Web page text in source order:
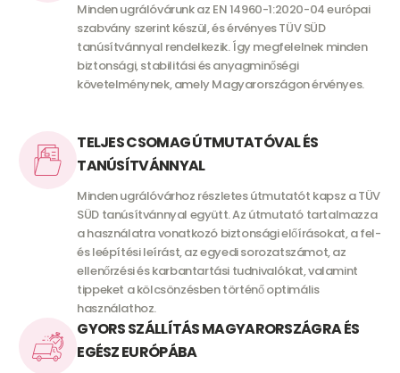
Minden ugrálóvárunk az EN 14960-1:2020-04 európai
szabvány szerint készül, és érvényes TÜV SÜD
tanúsítvánnyal rendelkezik. Így megfelelnek minden
biztonsági, stabilitási és anyagminőségi
követelménynek, amely Magyarországon érvényes.
TELJES CSOMAG ÚTMUTATÓVAL ÉS
TANÚSÍTVÁNNYAL
Minden ugrálóvárhoz részletes útmutatót kapsz a TÜV
SÜD tanúsítvánnyal együtt. Az útmutató tartalmazza
a használatra vonatkozó biztonsági előírásokat, a fel-
és leépítési leírást, az egyedi sorozatszámot, az
ellenőrzési és karbantartási tudnivalókat, valamint
tippeket a kölcsönzésben történő optimális
használathoz.
GYORS SZÁLLÍTÁS MAGYARORSZÁGRA ÉS
EGÉSZ EURÓPÁBA